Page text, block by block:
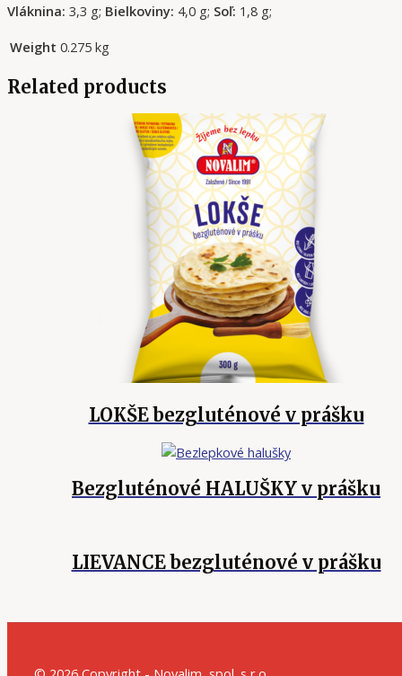
Vláknina: 3,3 g; Bielkoviny: 4,0 g; Soľ: 1,8 g;
Weight 0.275 kg
Related products
LOKŠE bezgluténové v prášku
Bezgluténové HALUŠKY v prášku
LIEVANCE bezgluténové v prášku